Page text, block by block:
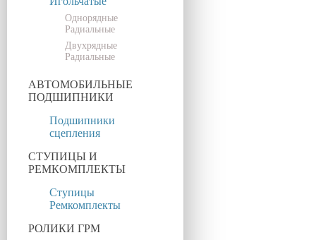
Однорядные
Радиальные
Двухрядные
Радиальные
АВТОМОБИЛЬНЫЕ
ПОДШИПНИКИ
Подшипники
сцепления
СТУПИЦЫ И
РЕМКОМПЛЕКТЫ
Ступицы
Ремкомплекты
РОЛИКИ ГРМ